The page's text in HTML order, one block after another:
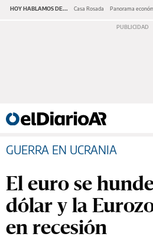
HOY HABLAMOS DE... Casa Rosada Panorama
GUERRA EN UCRANIA
El euro se
dólar y la
en recesión